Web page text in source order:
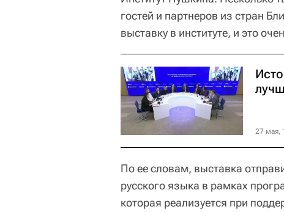
гостей и партнеров из стран
выставку в институте, и это
27 мая,
По ее словам, выставка
русского языка в рамках
которая реализуется при